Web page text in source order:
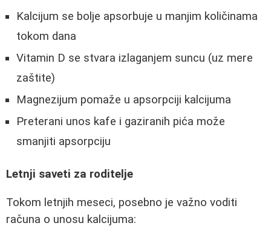
Kalcijum se bolje apsorbuje u manjim količinama
tokom dana
Vitamin D se stvara izlaganjem suncu (uz mere
zaštite)
Magnezijum pomaže u apsorpciji kalcijuma
Preterani unos kafe i gaziranih pića može
smanjiti apsorpciju
Letnji saveti za roditelje
Tokom letnjih meseci, posebno je važno voditi
računa o unosu kalcijuma: